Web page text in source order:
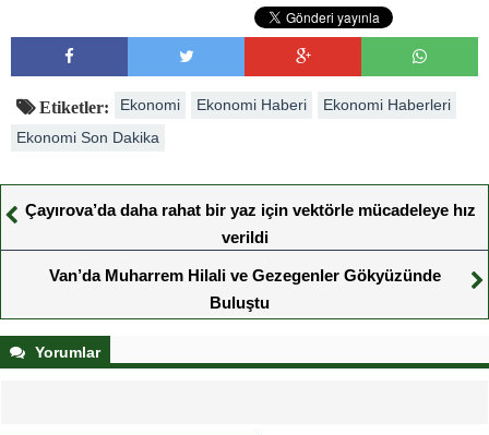
Etiketler: Ekonomi Ekonomi Haberi
Ekonomi Haberleri
Ekonomi Son Dakika
Çayırova’da daha rahat bir yaz için vektörle mücadeleye hız
verildi
Van’da Muharrem Hilali ve Gezegenler Gökyüzünde
Buluştu
Yorumlar